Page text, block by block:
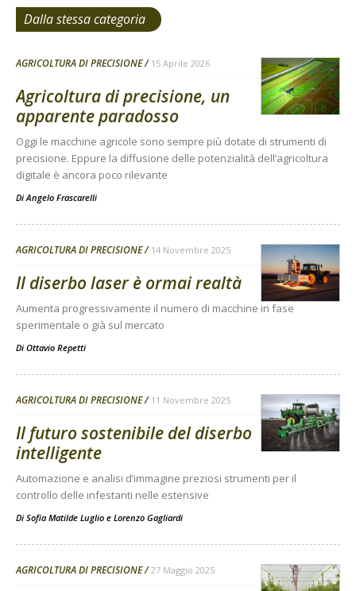
Dalla stessa categoria
AGRICOLTURA DI PRECISIONE 15 Aprile 2026
Agricoltura di precisione, un
apparente paradosso
Oggi le macchine agricole sono sempre più dotate di strumenti di
precisione. Eppure la diffusione delle potenzialità dell’agricoltura
digitale è ancora poco rilevante
DiAngelo Frascarelli
AGRICOLTURA DI PRECISIONE 14 Novembre 2025
Il diserbo laser è ormai realtà
Aumenta progressivamente il numero di macchine in fase
sperimentale o già sul mercato
Di Ottavio Repetti
AGRICOLTURA DI PRECISIONE 11 Novembre 2025
Il futuro sostenibile del diserbo
intelligente
Automazione e analisi d’immagine preziosi strumenti per il
controllo delle infestanti nelle estensive
Di Sofia Matilde Luglio e Lorenzo Gagliardi
AGRICOLTURA DI PRECISIONE 27 Maggio 2025